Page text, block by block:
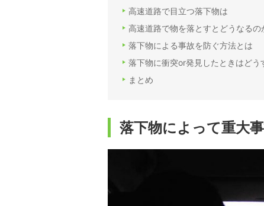
高速道路で目立つ落下物は
高速道路で物を落とすとどうなるの
落下物による事故を防ぐ方法とは
落下物に衝突or発見したときはどう
まとめ
落下物によって重大